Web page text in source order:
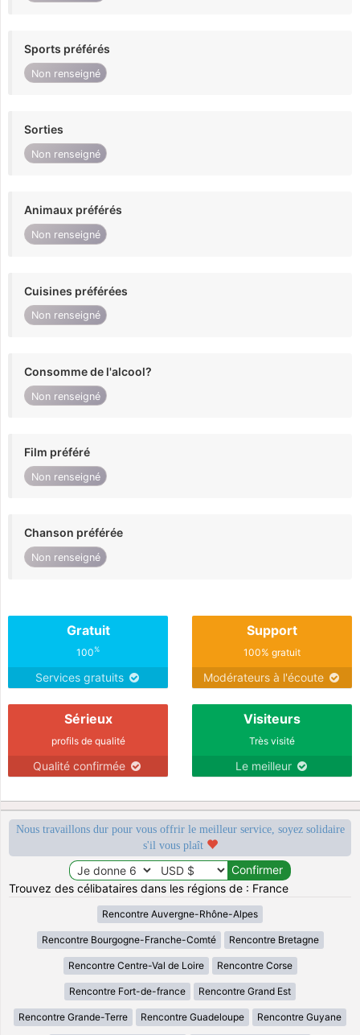
Sports préférés
Non renseigné
Sorties
Non renseigné
Animaux préférés
Non renseigné
Cuisines préférées
Non renseigné
Consomme de l'alcool?
Non renseigné
Film préféré
Non renseigné
Chanson préférée
Non renseigné
Gratuit
100%
Services gratuits
Support
100% gratuit
Modérateurs à l'écoute
Sérieux
profils de qualité
Qualité confirmée
Visiteurs
Très visité
Le meilleur
Nous travaillons dur pour vous offrir le meilleur service, soyez solidaire
s'il vous plaît
Trouvez des célibataires dans les régions de : France
Rencontre Auvergne-Rhône-Alpes
Rencontre Bourgogne-Franche-Comté Rencontre Bretagne
Rencontre Centre-Val de Loire Rencontre Corse
Rencontre Fort-de-france Rencontre Grand Est
Rencontre Grande-Terre Rencontre Guadeloupe Rencontre Guyane